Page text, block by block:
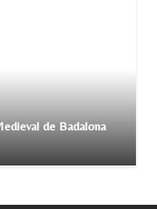
de Badalona